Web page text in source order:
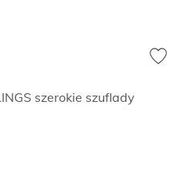
szerokie szuflady